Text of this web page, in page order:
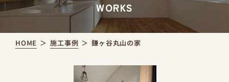
WORKS
HOME 施工事例 鎌ヶ谷丸山の家